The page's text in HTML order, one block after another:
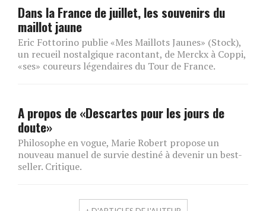
Dans la France de juillet, les souvenirs du
maillot jaune
Eric Fottorino publie «Mes Maillots Jaunes» (Stock),
un recueil nostalgique racontant, de Merckx à Coppi,
«ses» coureurs légendaires du Tour de France.
A propos de «Descartes pour les jours de
doute»
Philosophe en vogue, Marie Robert propose un
nouveau manuel de survie destiné à devenir un best-
seller. Critique.